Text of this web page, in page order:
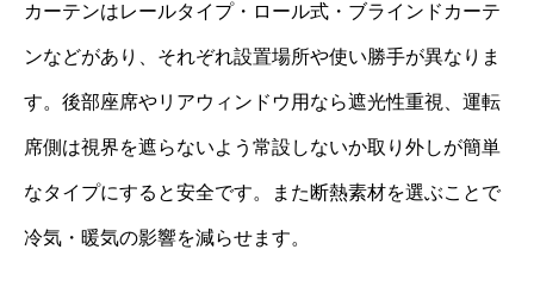
カーテンはレールタイプ・ロール式・ブラインドカーテ
ンなどがあり、それぞれ設置場所や使い勝手が異なりま
す。後部座席やリアウィンドウ用なら遮光性重視、運転
席側は視界を遮らないよう常設しないか取り外しが簡単
なタイプにすると安全です。また断熱素材を選ぶことで
冷気・暖気の影響を減らせます。